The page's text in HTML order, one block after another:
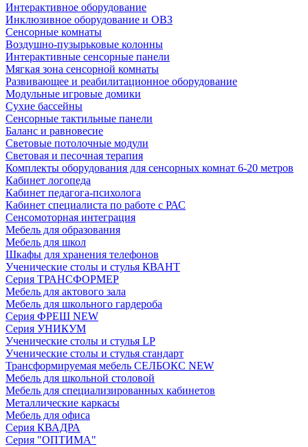
Интерактивное оборудование
Инклюзивное оборудование и ОВЗ
Cенсорные комнаты
Воздушно-пузырьковые колонны
Интерактивные сенсорные панели
Мягкая зона сенсорной комнаты
Развивающее и реабилитационное оборудование
Модульные игровые домики
Сухие бассейны
Сенсорные тактильные панели
Баланс и равновесие
Световые потолочные модули
Световая и песочная терапия
Комплекты оборудования для сенсорных комнат 6-20 метров
Кабинет логопеда
Кабинет педагога-психолога
Кабинет специалиста по работе с РАС
Сенсомоторная интеграция
Мебель для образования
Мебель для школ
Шкафы для хранения телефонов
Ученические столы и стулья КВАНТ
Серия ТРАНСФОРМЕР
Мебель для актового зала
Мебель для школьного гардероба
Серия ФРЕШ NEW
Серия УНИКУМ
Ученические столы и стулья LP
Ученические столы и стулья стандарт
Трансформируемая мебель СЕЛБОКС NEW
Мебель для школьной столовой
Мебель для специализированных кабинетов
Металлические каркасы
Мебель для офиса
Серия КВАДРА
Серия "ОПТИМА"